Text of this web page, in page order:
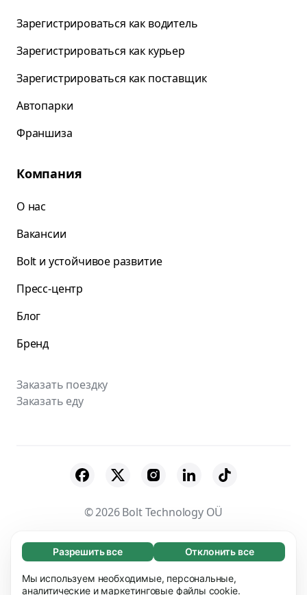
Обязательные (65)
Эти файлы необходимы для того, чтобы вы
могли перемещаться по сайту и использовать
Узнать больше
Разрешить все Отклонить все
Мы используем необходимые, персональные,
аналитические и маркетинговые файлы cookie.
Зарегистрироваться как водитель
Зарегистрироваться как курьер
Зарегистрироваться как поставщик
Автопарки
Франшиза
Компания
О нас
Вакансии
Bolt и устойчивое развитие
Пресс-центр
Блог
Бренд
Заказать поездку
Заказать еду
© 2026 Bolt Technology OÜ
Поставщики
Пользовательское соглашение
Конфиденциальность
Файлы cookies